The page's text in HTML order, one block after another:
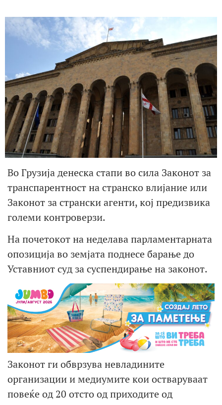
Во Грузија денеска стапи во сила Законот за
транспарентност на странско влијание или
Законот за странски агенти, кој предизвика
големи контроверзи.
На почетокот на неделава парламентарната
опозиција во земјата поднесе барање до
Уставниот суд за суспендирање на законот.
Законот ги обврзува невладините
организации и медиумите кои остваруваат
повеќе од 20 отсто од приходите од